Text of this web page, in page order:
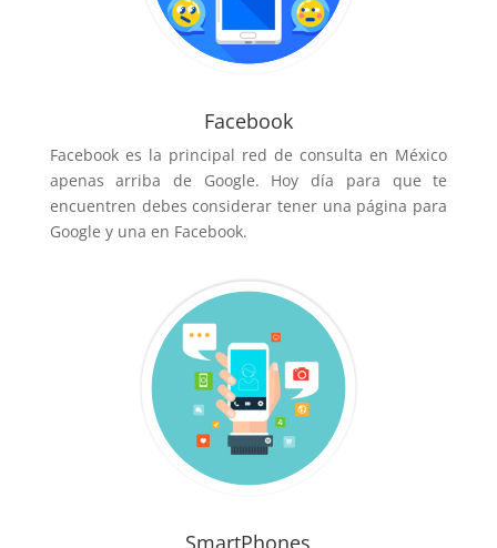
Facebook
Facebook es la principal red de consulta en México
apenas arriba de Google. Hoy día para que te
encuentren debes considerar tener una página para
Google y una en Facebook.
SmartPhones